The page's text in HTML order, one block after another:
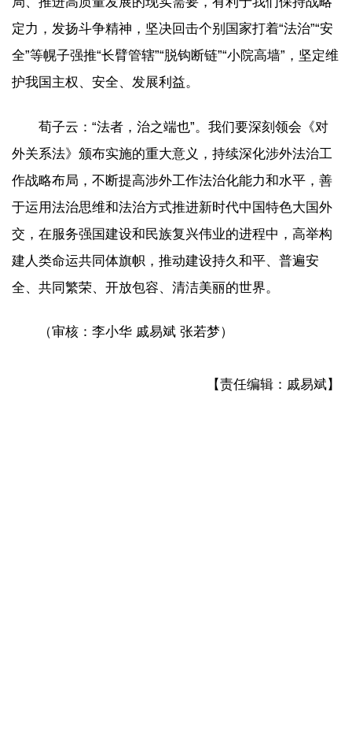
定力，发扬斗争精神，坚决回击个别国家打着“法治”“安
全”等幌子强推“长臂管辖”“脱钩断链”“小院高墙”，坚定维
护我国主权、安全、发展利益。
荀子云：“法者，治之端也”。我们要深刻领会《对
外关系法》颁布实施的重大意义，持续深化涉外法治工
作战略布局，不断提高涉外工作法治化能力和水平，善
于运用法治思维和法治方式推进新时代中国特色大国外
交，在服务强国建设和民族复兴伟业的进程中，高举构
建人类命运共同体旗帜，推动建设持久和平、普遍安
全、共同繁荣、开放包容、清洁美丽的世界。
（审核：李小华 戚易斌 张若梦）
【责任编辑：戚易斌】